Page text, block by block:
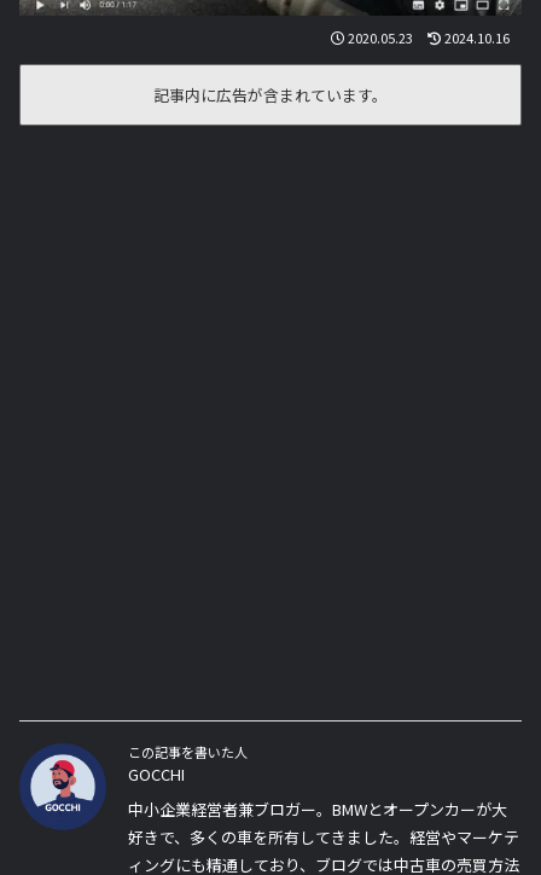
2020.05.23 2024.10.16
記事内に広告が含まれています。
この記事を書いた人
GOCCHI
中小企業経営者兼ブロガー。BMWとオープンカーが大
好きで、多くの車を所有してきました。経営やマーケテ
ィングにも精通しており、ブログでは中古車の売買方法